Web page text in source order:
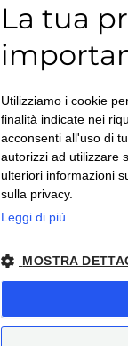
Privacy Policy*
Copyright © 2026.
–
– Condizioni di
La tua
Utilizziamo i cookie
finalità indicate nei
acconsenti all'uso di
autorizzi ad utilizzare
ulteriori informazioni
sulla privacy.
Leggi di più
MOSTRA